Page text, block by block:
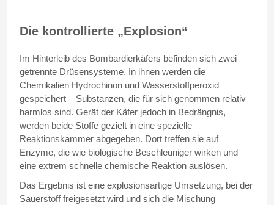
Die kontrollierte „Explosion“
Im Hinterleib des Bombardierkäfers befinden sich zwei
getrennte Drüsensysteme. In ihnen werden die
Chemikalien Hydrochinon und Wasserstoffperoxid
gespeichert – Substanzen, die für sich genommen relativ
harmlos sind. Gerät der Käfer jedoch in Bedrängnis,
werden beide Stoffe gezielt in eine spezielle
Reaktionskammer abgegeben. Dort treffen sie auf
Enzyme, die wie biologische Beschleuniger wirken und
eine extrem schnelle chemische Reaktion auslösen.
Das Ergebnis ist eine explosionsartige Umsetzung, bei der
Sauerstoff freigesetzt wird und sich die Mischung